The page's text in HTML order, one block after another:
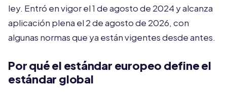
ley. Entró en vigor el 1 de agosto de 2024 y alcanza
aplicación plena el 2 de agosto de 2026, con
algunas normas que ya están vigentes desde antes.
Por qué el estándar europeo define el
estándar global